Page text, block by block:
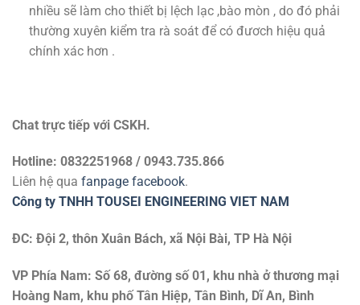
nhiều sẽ làm cho thiết bị lệch lạc ,bào mòn , do đó phải
thường xuyên kiểm tra rà soát để có đươch hiệu quả
chính xác hơn .
Chat trực tiếp với CSKH.
Hotline: 0832251968 / 0943.735.866
Liên hệ qua fanpage facebook.
Công ty TNHH TOUSEI ENGINEERING VIET NAM
ĐC: Đội 2, thôn Xuân Bách, xã Nội Bài, TP Hà Nội
VP Phía Nam: Số 68, đường số 01, khu nhà ở thương mại
Hoàng Nam, khu phố Tân Hiệp, Tân Bình, Dĩ An, Bình